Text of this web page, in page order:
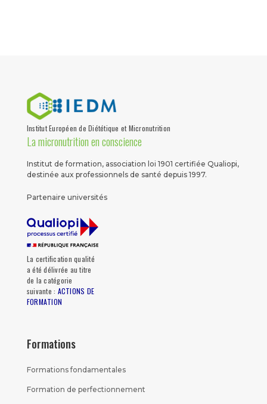
Institut Européen de Diététique et Micronutrition
La micronutrition en conscience
Institut de formation, association loi 1901 certifiée Qualiopi,
destinée aux professionnels de santé depuis 1997.
Partenaire universités
La certification qualité
a été délivrée au titre
de la catégorie
suivante : ACTIONS DE
FORMATION
Formations
Formations fondamentales
Formation de perfectionnement